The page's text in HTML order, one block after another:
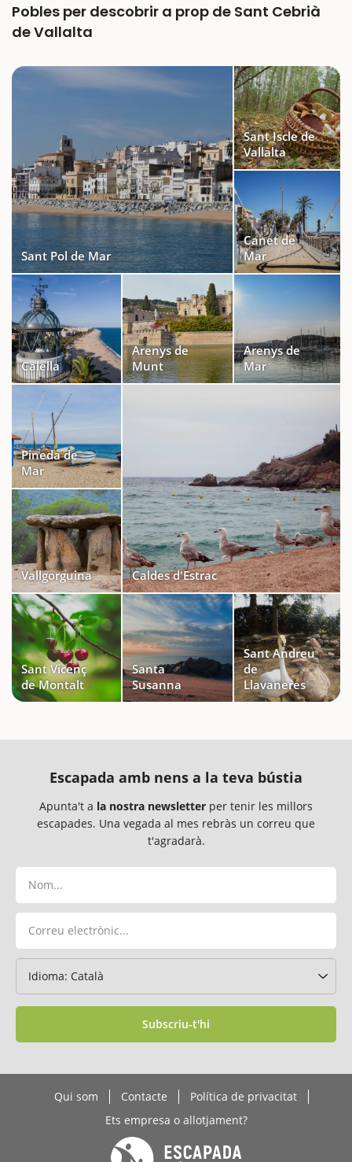
Pobles per descobrir a prop de Sant Cebrià
de Vallalta
Sant Pol de Mar
Sant Iscle de
Vallalta
Canet de
Mar
Calella
Arenys de
Munt
Arenys de
Mar
Pineda de
Mar
Vallgorguina Caldes d'Estrac
Sant Vicenç
de Montalt
Santa
Susanna
Sant Andreu
de
Llavaneres
Escapada amb nens a la teva bústia
Apunta't a la nostra newsletter per tenir les millors
escapades. Una vegada al mes rebràs un correu que
t'agradarà.
Subscriu-t'hi
Qui som Contacte
Política de privacitat
Ets empresa o allotjament?